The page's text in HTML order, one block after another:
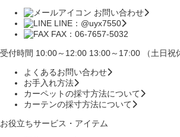
お問い合わせ
LINE：@uyx7550
FAX：06-7657-5032
受付時間 10:00～12:00 13:00～17:00 （土日祝
よくあるお問い合わせ
お手入れ方法
カーペットの採寸方法について
カーテンの採寸方法について
お役立ちサービス・アイテム